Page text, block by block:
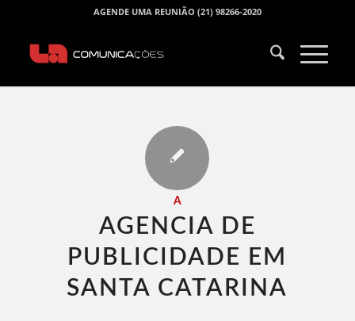
AGENDE UMA REUNIÃO (21) 98266-2020
A
AGENCIA DE
PUBLICIDADE EM
SANTA CATARINA​